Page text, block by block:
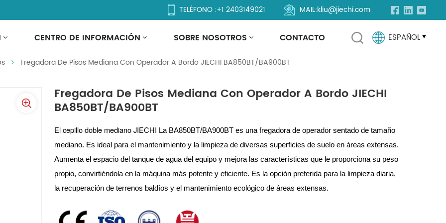
TELÉFONO :+1 2403149021 MAIL:kliu@jiechi.com
CENTRO DE INFORMACIÓN SOBRE NOSOTROS CONTACTO ESPAÑOL
Русский
Español
Português
Con Operador A Bordo JIECHI BA850BT/BA900BT
Fregadora De Pisos Mediana Con Operador A Bordo JIECHI BA850BT/BA900BT
Fregadora De Pisos Mediana Con Operador A Bordo JIECHI
BA850BT/BA900BT
El cepillo doble mediano JIECHI La BA850BT/BA900BT es una fregadora de operador sentado de tamaño
mediano. Es ideal para el mantenimiento y la limpieza de diversas superficies de suelo en áreas extensas.
Aumenta el espacio del tanque de agua del equipo y mejora las características que le proporciona su peso
propio, convirtiéndola en la máquina más potente y eficiente. Es la opción preferida para la limpieza diaria,
la recuperación de terrenos baldíos y el mantenimiento ecológico de áreas extensas.